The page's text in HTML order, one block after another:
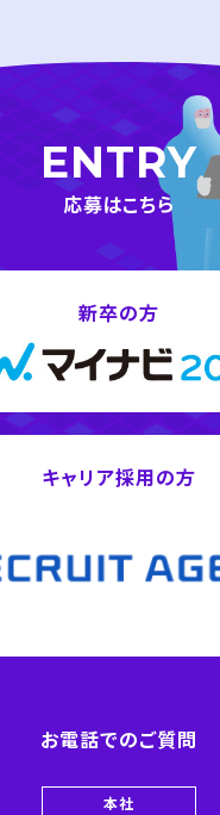
ENTRY
応募はこちら
新卒の方
キャリア採用の方
お電話でのご質問
本社